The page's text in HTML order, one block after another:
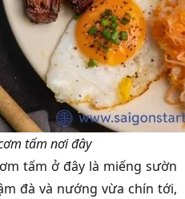
tấm nơi đây
tấm ở đây là miếng sườn
đà và nướng vừa chín tới,